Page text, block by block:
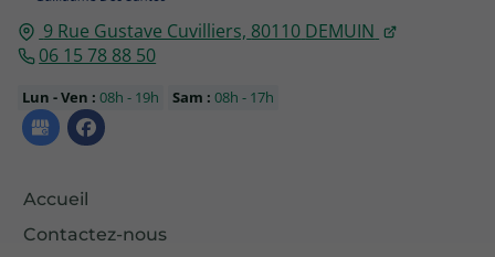
9 Rue Gustave Cuvilliers, 80110 DEMUIN
06 15 78 88 50
Lun - Ven : 08h - 19h Sam : 08h - 17h
Accueil
Contactez-nous